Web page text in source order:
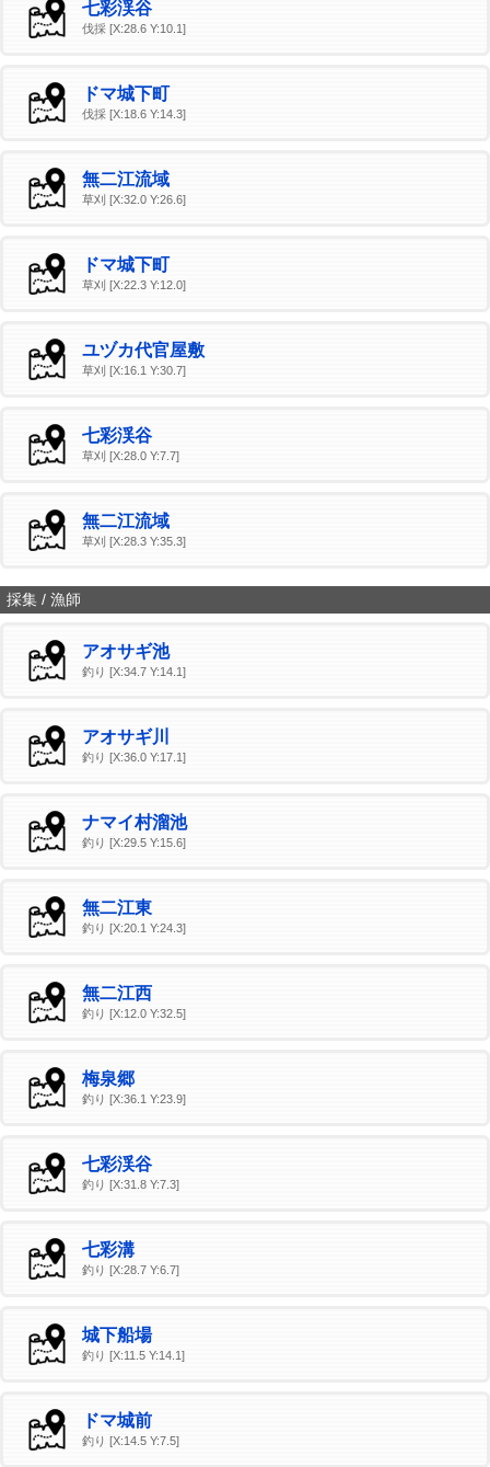
七彩渓谷
伐採 [X:28.6 Y:10.1]
ドマ城下町
伐採 [X:18.6 Y:14.3]
無二江流域
草刈 [X:32.0 Y:26.6]
ドマ城下町
草刈 [X:22.3 Y:12.0]
ユヅカ代官屋敷
草刈 [X:16.1 Y:30.7]
七彩渓谷
草刈 [X:28.0 Y:7.7]
無二江流域
草刈 [X:28.3 Y:35.3]
採集 / 漁師
アオサギ池
釣り [X:34.7 Y:14.1]
アオサギ川
釣り [X:36.0 Y:17.1]
ナマイ村溜池
釣り [X:29.5 Y:15.6]
無二江東
釣り [X:20.1 Y:24.3]
無二江西
釣り [X:12.0 Y:32.5]
梅泉郷
釣り [X:36.1 Y:23.9]
七彩渓谷
釣り [X:31.8 Y:7.3]
七彩溝
釣り [X:28.7 Y:6.7]
城下船場
釣り [X:11.5 Y:14.1]
ドマ城前
釣り [X:14.5 Y:7.5]